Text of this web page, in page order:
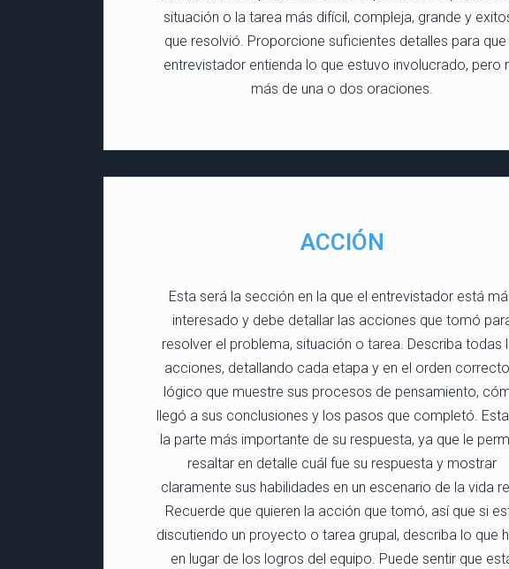
situación o la tarea más difícil, compleja, grande y
que resolvió. Proporcione suficientes detalles para que
entrevistador entienda lo que estuvo involucrado, pero
más de una o dos oraciones.
ACCIÓN
Esta será la sección en la que el entrevistador está
interesado y debe detallar las acciones que tomó
resolver el problema, situación o tarea. Describa todas
acciones, detallando cada etapa y en el orden
lógico que muestre sus procesos de pensamiento,
llegó a sus conclusiones y los pasos que completó.
la parte más importante de su respuesta, ya que le
resaltar en detalle cuál fue su respuesta y mostrar
claramente sus habilidades en un escenario de la vida
Recuerde que quieren la acción que tomó, así que si
discutiendo un proyecto o tarea grupal, describa lo que
en lugar de los logros del equipo. Puede sentir que